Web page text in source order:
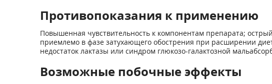
Противопоказания к применению
Повышенная чувствительность к компонентам препарата;
приемлемо в фазе затухающего обострения при расширении
недостаток лактазы или синдром глюкозо-галактозной
Возможные побочные эффекты